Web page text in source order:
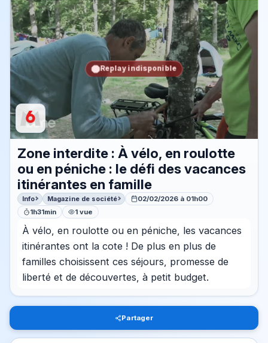
Replay indisponible
Zone interdite : À vélo, en roulotte
ou en péniche : le défi des vacances
itinérantes en famille
Info Magazine de société
02/02/2026 à 01h00
1h31min
1 vue
À vélo, en roulotte ou en péniche, les vacances
itinérantes ont la cote ! De plus en plus de
familles choisissent ces séjours, promesse de
liberté et de découvertes, à petit budget.
Partager